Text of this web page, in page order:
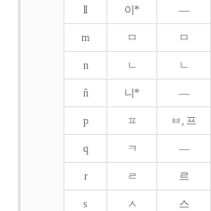
ll 이* ―
m ㅁ ㅁ
n ㄴ ㄴ
ñ 니* ―
p ㅍ ㅂ, 프
q ㅋ ―
r ㄹ 르
s ㅅ 스